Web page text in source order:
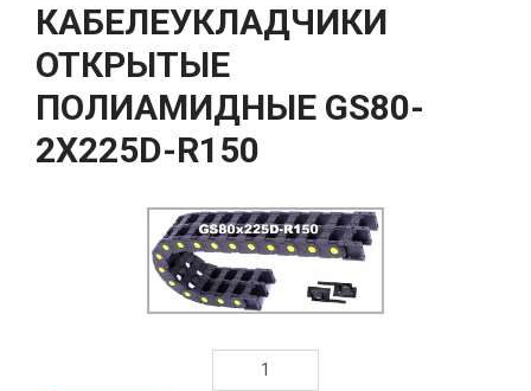
КАБЕЛЕУКЛАДЧИКИ
ОТКРЫТЫЕ
ПОЛИАМИДНЫЕ GS80-
2Х225D-R150